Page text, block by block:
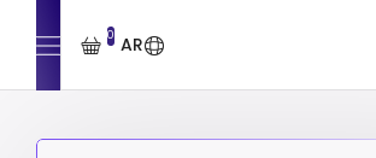
AR
0